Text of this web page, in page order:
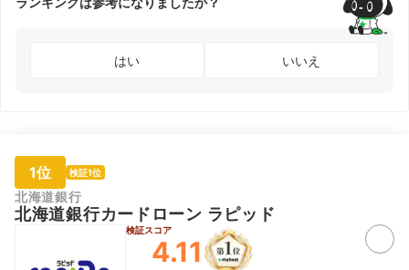
はい いいえ
1位 検証1位
北海道銀行
北海道銀行カードローン ラピッド
検証スコア
4.11